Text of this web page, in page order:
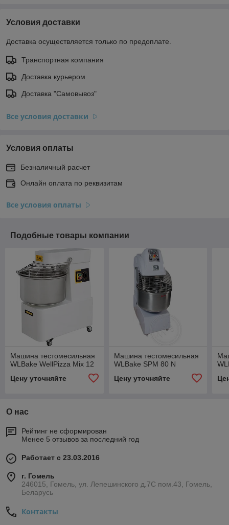
Условия доставки
Доставка осуществляется только по предоплате.
Транспортная компания
Доставка курьером
Доставка "Самовывоз"
Все условия доставки
Условия оплаты
Безналичный расчет
Онлайн оплата по реквизитам
Все условия оплаты
Подобные товары компании
Машина тестомесильная
WLBake WellPizza Mix 12
Цену уточняйте
Машина тестомесильная
WLBake SPM 80 N
Цену уточняйте
О нас
Рейтинг не сформирован
Менее 5 отзывов за последний год
Работает с 23.03.2016
г. Гомель
246015, Гомель, ул. Лепешинского д.7С пом.43, Гомель,
Беларусь
Контакты